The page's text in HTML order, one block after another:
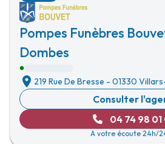
Pompes Funèbres
Dombes
219 Rue De Bresse - 01330
Consulter
04 74 98 01
A votre écoute 24h/